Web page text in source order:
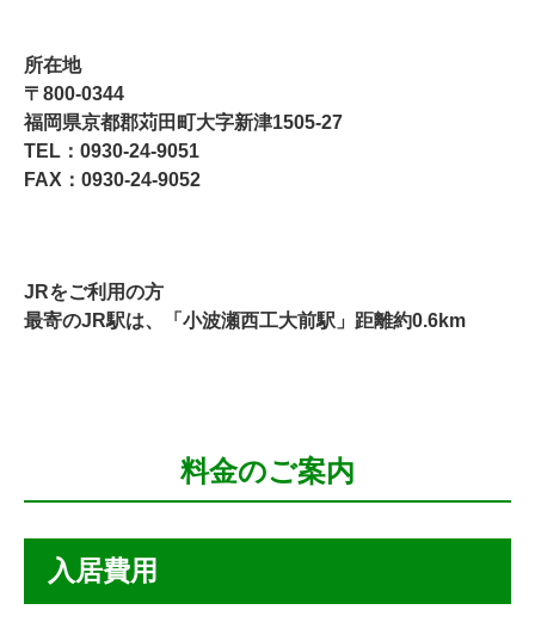
所在地
〒800-0344
福岡県京都郡苅田町大字新津1505-27
TEL：0930-24-9051
FAX：0930-24-9052
JRをご利用の方
最寄のJR駅は、「小波瀬西工大前駅」距離約0.6km
料金のご案内
入居費用